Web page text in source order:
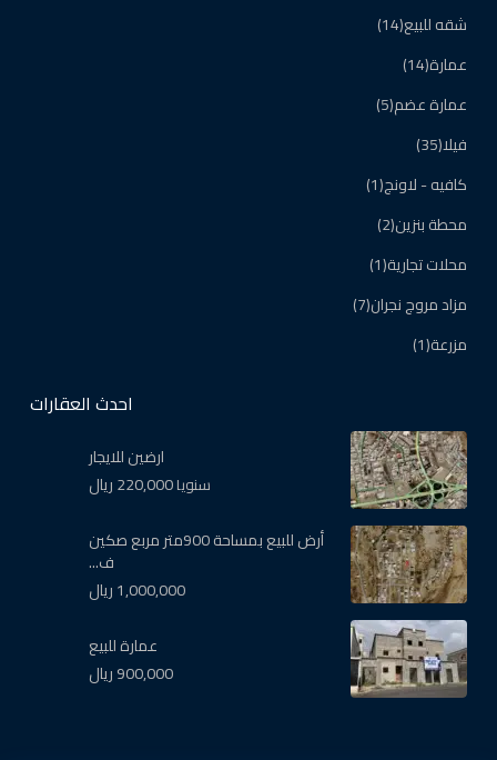
شقه للبيع(14)
عمارة(14)
عمارة عضم(5)
فيلا(35)
كافيه - لاونج(1)
محطة بنزين(2)
محلات تجارية(1)
مزاد مروج نجران(7)
مزرعة(1)
احدث العقارات
ارضين للايجار
سنويا220,000 ريال
أرض للبيع بمساحة 900متر مربع صكين
ف...
1,000,000 ريال
عمارة للبيع
900,000 ريال